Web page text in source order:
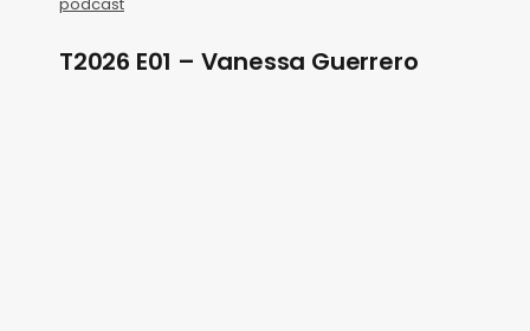
T2026 E01 – Vanessa Guerrero